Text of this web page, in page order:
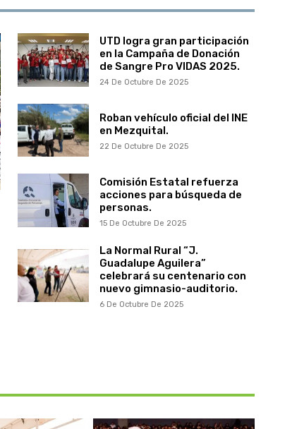
UTD logra gran participación
en la Campaña de Donación
de Sangre Pro VIDAS 2025.
24 De Octubre De 2025
Roban vehículo oficial del INE
en Mezquital.
22 De Octubre De 2025
Comisión Estatal refuerza
acciones para búsqueda de
personas.
15 De Octubre De 2025
La Normal Rural “J.
Guadalupe Aguilera”
celebrará su centenario con
nuevo gimnasio-auditorio.
6 De Octubre De 2025